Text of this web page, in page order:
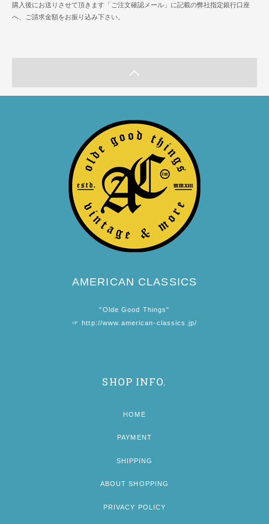
購入後にお送りさせて頂きます「ご注文確認メール」に記載の弊社指定銀行口座
へ、ご請求金額をお振り込み下さい。
AMERICAN CLASSICS
"Olde Good Things"
☞ http://www.american-classics.jp/
SHOP INFO.
HOME
PAYMENT
SHIPPING
ABOUT SHOPPING
PRIVACY POLICY